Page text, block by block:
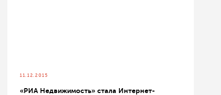
11.12.2015
«РИА Недвижимость» стала Интернет-